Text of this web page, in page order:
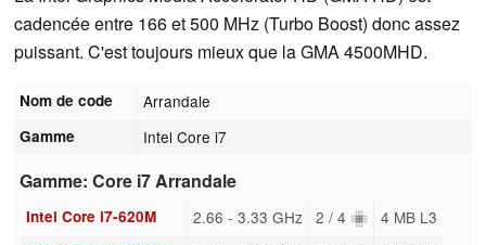
cadencée entre 166 et 500 MHz (Turbo Boost) donc assez
puissant. C'est toujours mieux que la GMA 4500MHD.
Nom de code Arrandale
Gamme Intel Core i7
Gamme: Core i7 Arrandale
Intel Core i7-620M 2.66 - 3.33 GHz 2 / 4 4 MB L3